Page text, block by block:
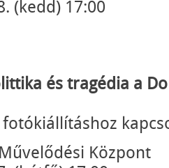
(kedd) 17:00
és tragédia a
Központ